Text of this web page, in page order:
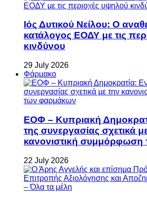
Ιός Δυτικού Νείλου: Ο
κατάλογος ΕΟΔΥ με τις
κινδύνου
29 July 2026
Φάρμακο
ΕΟΦ – Κυπριακή
της συνεργασίας σχετικά
κανονιστική
22 July 2026